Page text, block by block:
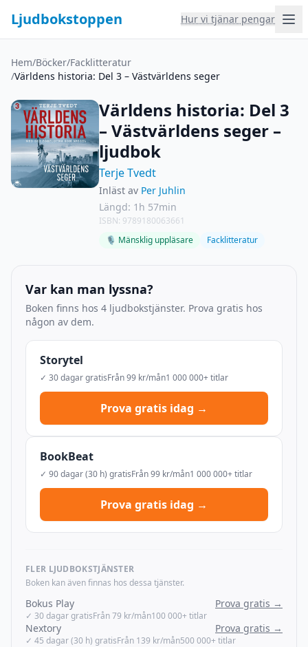
Ljudbokstoppen Hur vi tjänar pengar
Hem/Böcker/Facklitteratur
/Världens historia: Del 3 – Västvärldens seger
Världens historia: Del 3
– Västvärldens seger –
ljudbok
Terje Tvedt
Inläst av Per Juhlin
Längd: 1h 57min
ISBN: 9789180063661
🎙 Mänsklig uppläsare
Facklitteratur
Var kan man lyssna?
Boken finns hos 4 ljudbokstjänster. Prova gratis hos
någon av dem.
Storytel
✓ 30 dagar gratisFrån 99 kr/mån1 000 000+ titlar
Prova gratis idag →
BookBeat
✓ 90 dagar (30 h) gratisFrån 99 kr/mån1 000 000+ titlar
Prova gratis idag →
FLER LJUDBOKSTJÄNSTER
Boken kan även finnas hos dessa tjänster.
Bokus Play Prova gratis →
✓ 30 dagar gratisFrån 79 kr/mån100 000+ titlar
Nextory Prova gratis →
✓ 45 dagar (30 h) gratisFrån 139 kr/mån500 000+ titlar